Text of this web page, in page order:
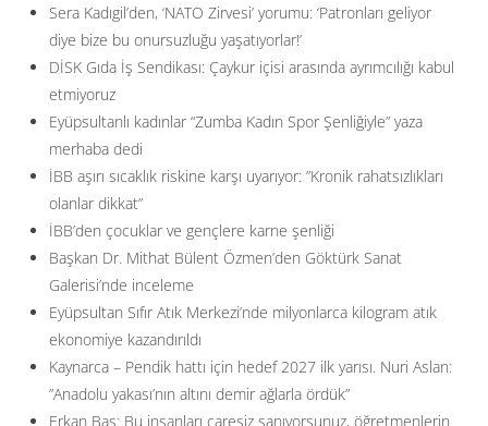
Sera Kadıgil’den, ‘NATO Zirvesi’ yorumu: ‘Patronları geliyor
diye bize bu onursuzluğu yaşatıyorlar!’
DİSK Gıda İş Sendikası: Çaykur içisi arasında ayrımcılığı kabul
etmiyoruz
Eyüpsultanlı kadınlar “Zumba Kadın Spor Şenliğiyle” yaza
merhaba dedi
İBB aşırı sıcaklık riskine karşı uyarıyor: ”Kronik rahatsızlıkları
olanlar dikkat”
İBB’den çocuklar ve gençlere karne şenliği
Başkan Dr. Mithat Bülent Özmen’den Göktürk Sanat
Galerisi’nde inceleme
Eyüpsultan Sıfır Atık Merkezi’nde milyonlarca kilogram atık
ekonomiye kazandırıldı
Kaynarca – Pendik hattı için hedef 2027 ilk yarısı. Nuri Aslan:
”Anadolu yakası’nın altını demir ağlarla ördük”
Erkan Baş: Bu insanları çaresiz sanıyorsunuz, öğretmenlerin